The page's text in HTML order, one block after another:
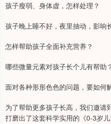
孩子瘦弱、身体虚，怎样处理？
孩子晚上睡不好，夜里抽动，影响
怎样帮助孩子全面补充营养？
哪些微量元素对孩子长个儿有帮助
面对各种形形色色的问题，要如何
为了帮助更多孩子长高，我们邀请
打磨出了这套科学实用的《0-3岁儿